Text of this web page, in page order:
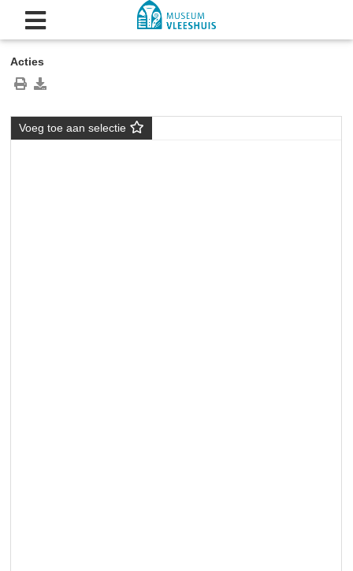
Acties
Voeg toe aan selectie